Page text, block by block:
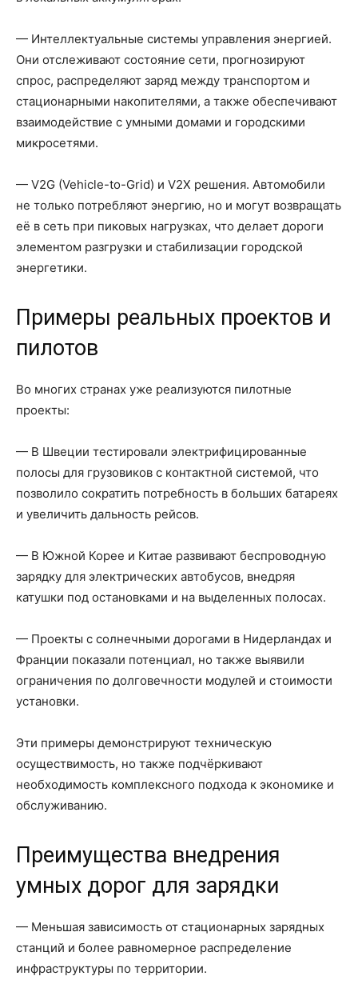
— Интеллектуальные системы управления энергией.
Они отслеживают состояние сети, прогнозируют
спрос, распределяют заряд между транспортом и
стационарными накопителями, а также обеспечивают
взаимодействие с умными домами и городскими
микросетями.
— V2G (Vehicle-to-Grid) и V2X решения. Автомобили
не только потребляют энергию, но и могут возвращать
её в сеть при пиковых нагрузках, что делает дороги
элементом разгрузки и стабилизации городской
энергетики.
Примеры реальных проектов и
пилотов
Во многих странах уже реализуются пилотные
проекты:
— В Швеции тестировали электрифицированные
полосы для грузовиков с контактной системой, что
позволило сократить потребность в больших батареях
и увеличить дальность рейсов.
— В Южной Корее и Китае развивают беспроводную
зарядку для электрических автобусов, внедряя
катушки под остановками и на выделенных полосах.
— Проекты с солнечными дорогами в Нидерландах и
Франции показали потенциал, но также выявили
ограничения по долговечности модулей и стоимости
установки.
Эти примеры демонстрируют техническую
осуществимость, но также подчёркивают
необходимость комплексного подхода к экономике и
обслуживанию.
Преимущества внедрения
умных дорог для зарядки
— Меньшая зависимость от стационарных зарядных
станций и более равномерное распределение
инфраструктуры по территории.